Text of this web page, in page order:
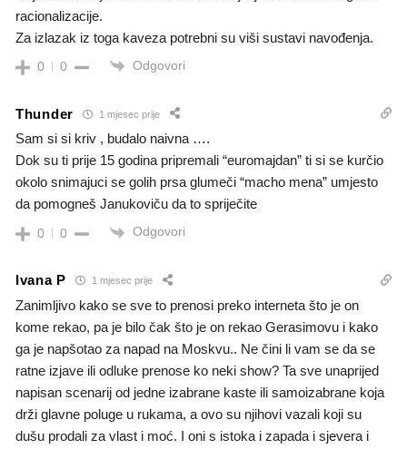
racionalizacije.
Za izlazak iz toga kaveza potrebni su viši sustavi navođenja.
0 0 Odgovori
Thunder 1 mjesec prije
Sam si si kriv , budalo naivna ….
Dok su ti prije 15 godina pripremali “euromajdan” ti si se kurčio
okolo snimajuci se golih prsa glumeči “macho mena” umjesto
da pomogneš Janukoviču da to spriječite
0 0 Odgovori
Ivana P 1 mjesec prije
Zanimljivo kako se sve to prenosi preko interneta što je on
kome rekao, pa je bilo čak što je on rekao Gerasimovu i kako
ga je napšotao za napad na Moskvu.. Ne čini li vam se da se
ratne izjave ili odluke prenose ko neki show? Ta sve unaprijed
napisan scenarij od jedne izabrane kaste ili samoizabrane koja
drži glavne poluge u rukama, a ovo su njihovi vazali koji su
dušu prodali za vlast i moć. I oni s istoka i zapada i sjevera i